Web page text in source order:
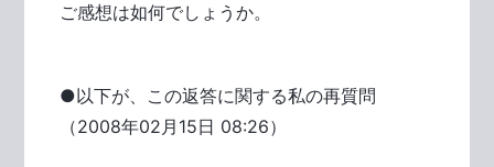
ご感想は如何でしょうか。
●以下が、この返答に関する私の再質問
（2008年02月15日 08:26）